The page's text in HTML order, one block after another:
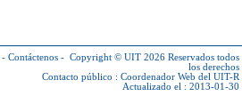
- Contáctenos - Copyright © UIT 2026 Reservados todos
los derechos
Contacto público : Coordenador Web del UIT-R
Actualizado el : 2013-01-30